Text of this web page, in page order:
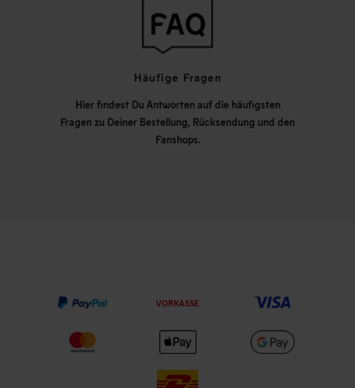
Häufige Fragen
Hier findest Du Antworten auf die häufigsten
Fragen zu Deiner Bestellung, Rücksendung und den
Fanshops.
VORKASSE